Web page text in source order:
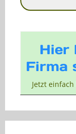
Hier
Firma
Jetzt